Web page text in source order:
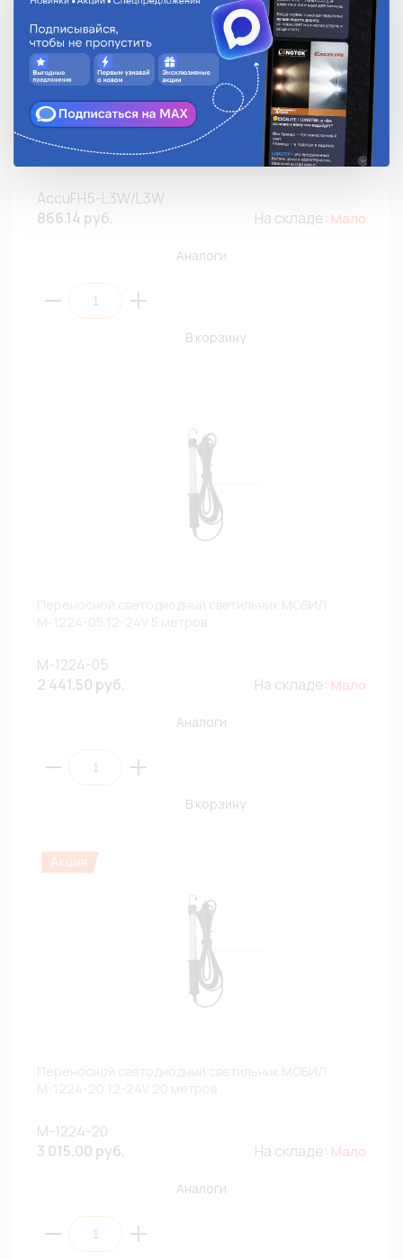
Фонарь налобный аккумуляторный влагозащищенный
ФАZA AccuFH5-L3W/L3W(К1/12)
AccuFH5-L3W/L3W
866.14 руб.
На складе: Мало
Аналоги
В корзину
М-1224-05
2 441.50 руб.
На складе: Мало
Аналоги
В корзину
М-1224-20
3 015.00 руб.
На складе: Мало
Аналоги